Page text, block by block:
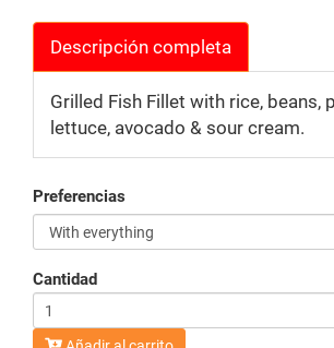
Descripción completa
Grilled Fish Fillet with rice, beans,
lettuce, avocado & sour cream.
Preferencias
Cantidad